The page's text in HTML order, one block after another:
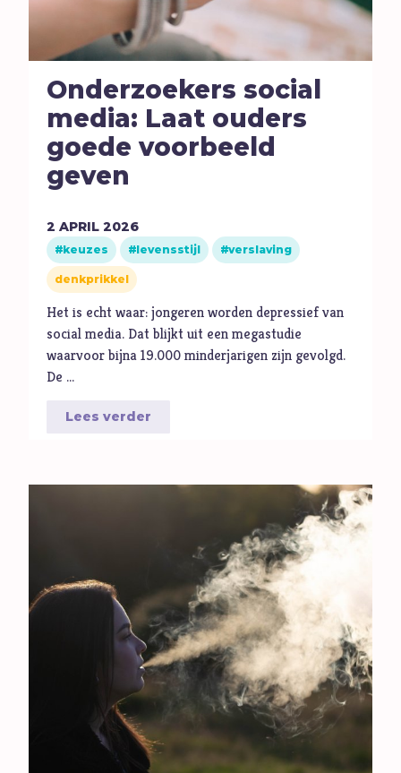
Onderzoekers social
media: Laat ouders
goede voorbeeld
geven
2 APRIL 2026
keuzes levensstijl verslaving
denkprikkel
Het is echt waar: jongeren worden depressief van
social media. Dat blijkt uit een megastudie
waarvoor bijna 19.000 minderjarigen zijn gevolgd.
De …
Lees verder